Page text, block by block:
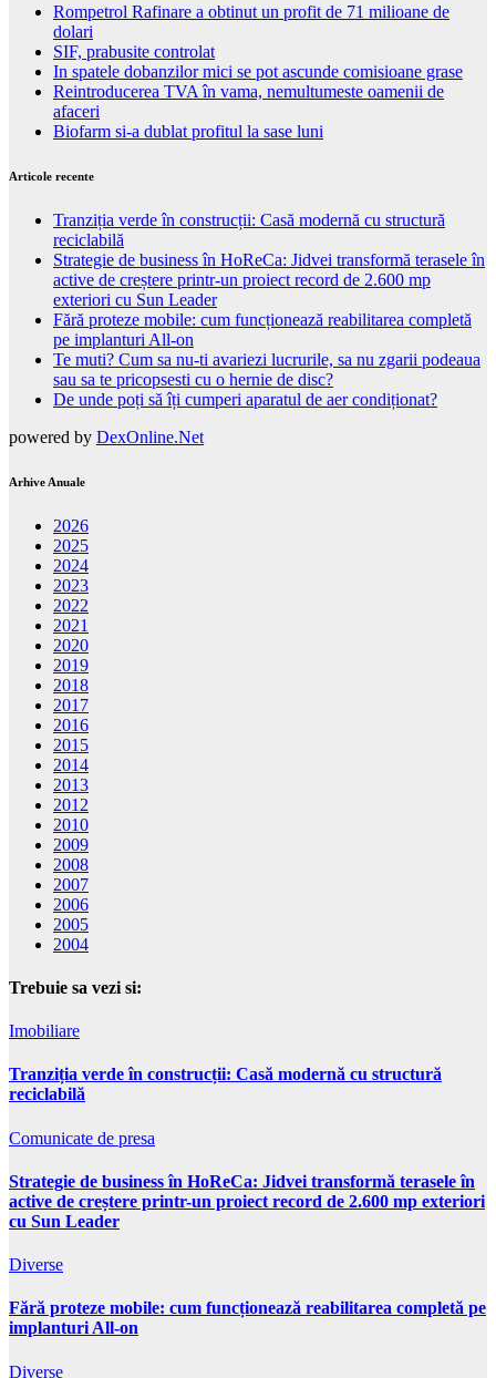
Rompetrol Rafinare a obtinut un profit de 71 milioane de
dolari
SIF, prabusite controlat
In spatele dobanzilor mici se pot ascunde comisioane grase
Reintroducerea TVA în vama, nemultumeste oamenii de
afaceri
Biofarm si-a dublat profitul la sase luni
Articole recente
Tranziția verde în construcții: Casă modernă cu structură
reciclabilă
Strategie de business în HoReCa: Jidvei transformă terasele în
active de creștere printr-un proiect record de 2.600 mp
exteriori cu Sun Leader
Fără proteze mobile: cum funcționează reabilitarea completă
pe implanturi All-on
Te muti? Cum sa nu-ti avariezi lucrurile, sa nu zgarii podeaua
sau sa te pricopsesti cu o hernie de disc?
De unde poți să îți cumperi aparatul de aer condiționat?
powered by DexOnline.Net
Arhive Anuale
2026
2025
2024
2023
2022
2021
2020
2019
2018
2017
2016
2015
2014
2013
2012
2010
2009
2008
2007
2006
2005
2004
Trebuie sa vezi si:
Imobiliare
Tranziția verde în construcții: Casă modernă cu structură
reciclabilă
Comunicate de presa
Strategie de business în HoReCa: Jidvei transformă terasele în
active de creștere printr-un proiect record de 2.600 mp exteriori
cu Sun Leader
Diverse
Fără proteze mobile: cum funcționează reabilitarea completă pe
implanturi All-on
Diverse